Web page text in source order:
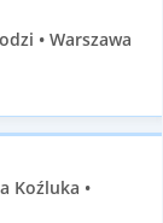
• Warszawa
Koźluka •